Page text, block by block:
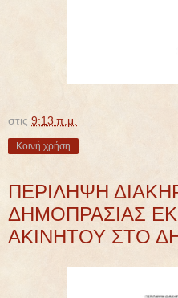
στις 9:13 π.μ.
Κοινή χρήση
ΠΕΡΙΛΗΨΗ
ΔΗΜΟΠΡΑΣΙΑΣ
ΑΚΙΝΗΤΟΥ ΣΤΟ